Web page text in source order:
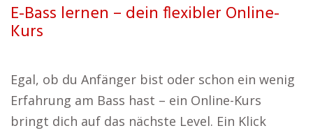
E-Bass lernen – dein flexibler Online-
Kurs
Egal, ob du Anfänger bist oder schon ein wenig
Erfahrung am Bass hast – ein Online-Kurs
bringt dich auf das nächste Level. Ein Klick